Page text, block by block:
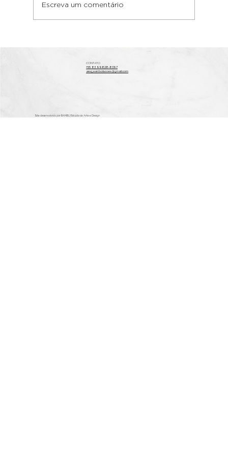
CONTATO
+55 83 99828-8397
aesgaardsolucoes@gmail.com
Site desenvolvido por BAMBU Estúdio de Arte e Design
Escreva um comentário